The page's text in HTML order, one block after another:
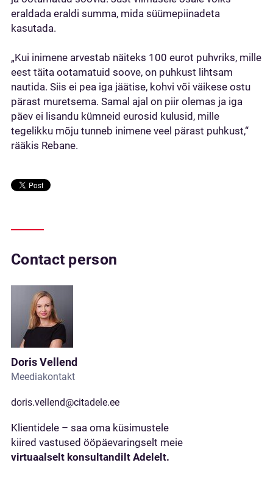
eraldada eraldi summa, mida süümepiinadeta
kasutada.
„Kui inimene arvestab näiteks 100 eurot puhvriks, mille
eest täita ootamatuid soove, on puhkust lihtsam
nautida. Siis ei pea iga jäätise, kohvi või väikese ostu
pärast muretsema. Samal ajal on piir olemas ja iga
päev ei lisandu kümneid eurosid kulusid, mille
tegelikku mõju tunneb inimene veel pärast puhkust,“
rääkis Rebane.
Contact person
Doris Vellend
Meediakontakt
doris.vellend@citadele.ee
Klientidele – saa oma küsimustele
kiired vastused ööpäevaringselt meie
virtuaalselt konsultandilt Adelelt.